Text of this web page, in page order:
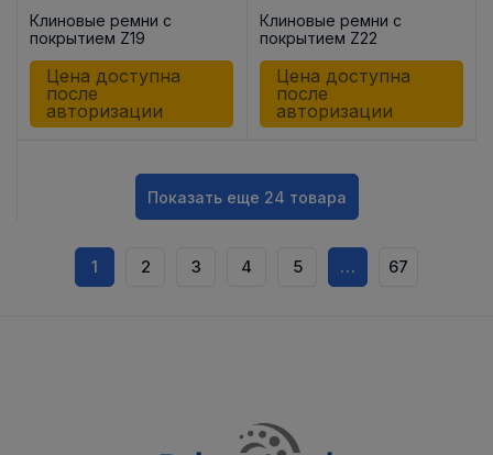
Клиновые ремни с
покрытием Z19
Цена доступна
после
авторизации
Клиновые ремни с
покрытием Z22
Цена доступна
после
авторизации
Показать еще 24 товара
1 2 3 4 5 … 67